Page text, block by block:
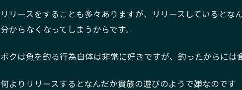
リリースをすることも多々ありますが、リリースしているとな
分からなくなってしまうからです。
ボクは魚を釣る行為自体は非常に好きですが、釣ったからには
何よりリリースするとなんだか貴族の遊びのようで嫌なのです（